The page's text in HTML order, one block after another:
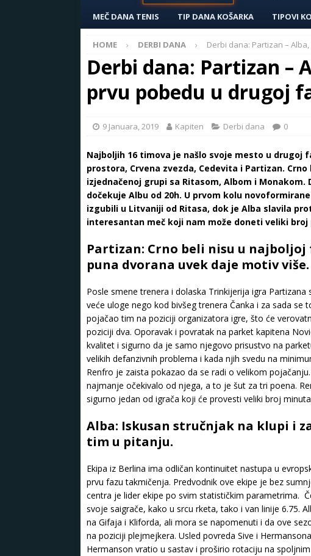
MEČ DANA TENIS TIP DANA KOŠARKA TIPOVI
HOME DERBI DANA Derbi dana: Partizan –
Derbi dana: Partizan –
prvu pobedu u drugoj
9 Januara, 2019 Kapiten Derbi dana 0
Najboljih 16 timova je našlo svoje mesto u drugoj
prostora, Crvena zvezda, Cedevita i Partizan.
izjednačenoj grupi sa Ritasom, Albom i Monakom.
dočekuje Albu od 20h. U prvom kolu
izgubili u Litvaniji od Ritasa, dok je Alba slavila
interesantan meč koji nam može doneti veliki
Partizan: Crno beli nisu u
puna dvorana uvek daje motiv više.
Posle smene trenera i dolaska Trinkijerija igra
veće uloge nego kod bivšeg trenera Čanka i za sada
pojačao tim na poziciji organizatora igre, što će
poziciji dva. Oporavak i povratak na parket kapitena
kvalitet i sigurno da je samo njegovo prisustvo na
velikih defanzivnih problema i kada njih svedu na
Renfro je zaista pokazao da se radi o velikom
najmanje očekivalo od njega, a to je šut za tri poena.
sigurno jedan od igrača koji će provesti veliki broj
Alba: Iskusan stručnjak na klupi i
tim u pitanju.
Ekipa iz Berlina ima odličan kontinuitet nastupa u
prvu fazu takmičenja. Predvodnik ove ekipe je bez
centra je lider ekipe po svim statističkim parametrima.
svoje saigrače, kako u srcu rketa, tako i van linije 6.75.
na Gifaja i Kliforda, ali mora se napomenuti i da ove
na poziciji plejmejkera. Usled povreda Sive i
Hermanson vratio u sastav i proširio rotaciju na